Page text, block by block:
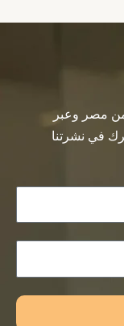
من مصر وعبر
في نشرتنا